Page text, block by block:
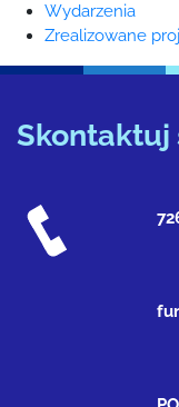
Wydarzenia
Zrealizowane
Skontaktuj